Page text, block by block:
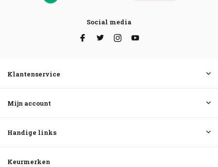
Social media
Klantenservice
Mijn account
Handige links
Keurmerken